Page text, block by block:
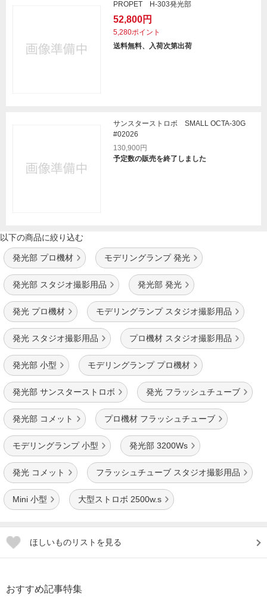
PROPET H-303発光部
52,800円
5,280ポイント
送料無料、入荷次第出荷
サンスターストロボ SMALL OCTA-30G
#02026
130,900円
予定数の販売を終了しました
以下の商品に絞り込む
発光部 プロ機材 モデリングランプ 発光
発光部 スタジオ撮影用品 発光部 発光
発光 プロ機材 モデリングランプ スタジオ撮影用品
発光 スタジオ撮影用品 プロ機材 スタジオ撮影用品
発光部 小型 モデリングランプ プロ機材
発光部 サンスターストロボ 発光 フラッシュチューブ
発光部 コメット プロ機材 フラッシュチューブ
モデリングランプ 小型 発光部 3200Ws
発光 コメット フラッシュチューブ スタジオ撮影用品
Mini 小型 大型ストロボ 2500w.s
ほしいものリストを見る
おすすめ記事特集